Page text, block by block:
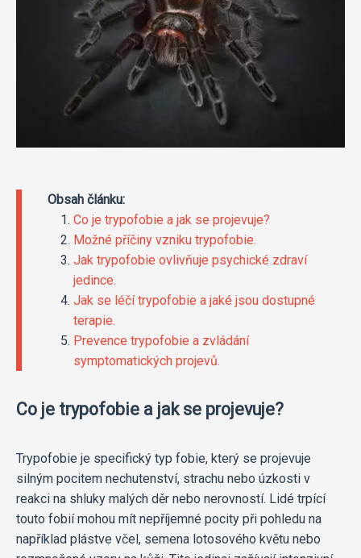
Obsah článku:
Co je trypofobie a jak se projevuje?
Možné příčiny vzniku trypofobie.
Jak trypofobie ovlivňuje psychické zdraví
jedince.
Jak se léčí trypofobie a jaké jsou dostupné
terapie.
Prevence trypofobie a zvládání
symptomatických projevů.
Co je trypofobie a jak se projevuje?
Trypofobie je specifický typ fobie, který se projevuje
silným pocitem nechutenství, strachu nebo úzkosti v
reakci na shluky malých děr nebo nerovností. Lidé trpící
touto fobií mohou mít nepříjemné pocity při pohledu na
například plástve včel, semena lotosového květu nebo